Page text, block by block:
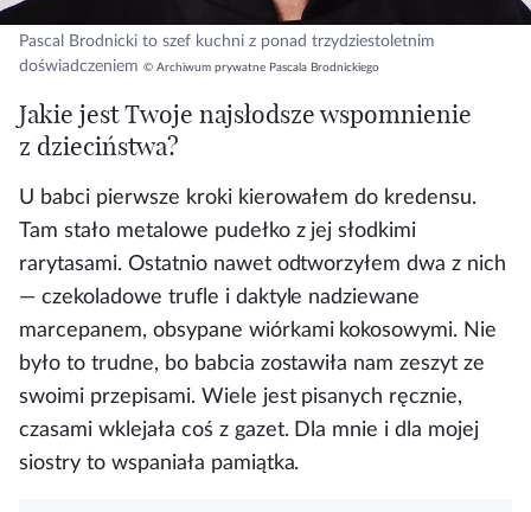
Pascal Brodnicki to szef kuchni z ponad trzydziestoletnim
doświadczeniem © Archiwum prywatne Pascala Brodnickiego
Jakie jest Twoje najsłodsze wspomnienie
z dzieciństwa?
U babci pierwsze kroki kierowałem do kredensu.
Tam stało metalowe pudełko z jej słodkimi
rarytasami. Ostatnio nawet odtworzyłem dwa z nich
— czekoladowe trufle i daktyle nadziewane
marcepanem, obsypane wiórkami kokosowymi. Nie
było to trudne, bo babcia zostawiła nam zeszyt ze
swoimi przepisami. Wiele jest pisanych ręcznie,
czasami wklejała coś z gazet. Dla mnie i dla mojej
siostry to wspaniała pamiątka.